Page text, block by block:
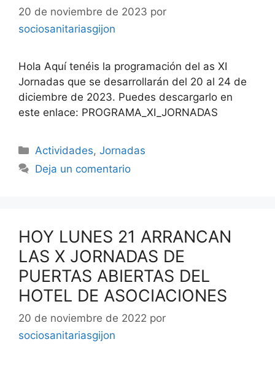
20 de noviembre de 2023 por
sociosanitariasgijon
Hola Aquí tenéis la programación del as XI
Jornadas que se desarrollarán del 20 al 24 de
diciembre de 2023. Puedes descargarlo en
este enlace: PROGRAMA_XI_JORNADAS
Categorías
Actividades,Jornadas
Deja un comentario
HOY LUNES 21 ARRANCAN
LAS X JORNADAS DE
PUERTAS ABIERTAS DEL
HOTEL DE ASOCIACIONES
20 de noviembre de 2022 por
sociosanitariasgijon